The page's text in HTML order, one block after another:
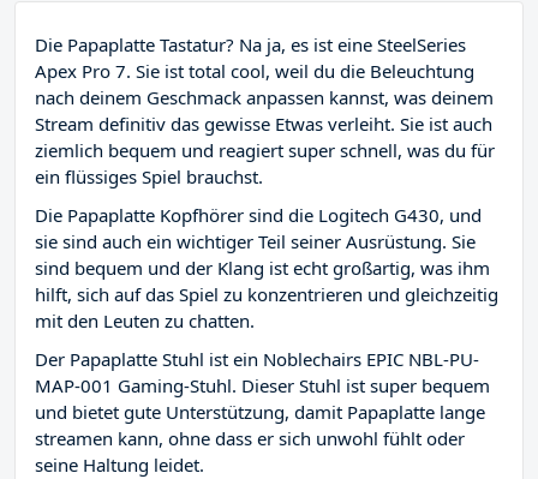
Die Papaplatte Tastatur? Na ja, es ist eine SteelSeries
Apex Pro 7. Sie ist total cool, weil du die Beleuchtung
nach deinem Geschmack anpassen kannst, was deinem
Stream definitiv das gewisse Etwas verleiht. Sie ist auch
ziemlich bequem und reagiert super schnell, was du für
ein flüssiges Spiel brauchst.
Die Papaplatte Kopfhörer sind die Logitech G430, und
sie sind auch ein wichtiger Teil seiner Ausrüstung. Sie
sind bequem und der Klang ist echt großartig, was ihm
hilft, sich auf das Spiel zu konzentrieren und gleichzeitig
mit den Leuten zu chatten.
Der Papaplatte Stuhl ist ein Noblechairs EPIC NBL-PU-
MAP-001 Gaming-Stuhl. Dieser Stuhl ist super bequem
und bietet gute Unterstützung, damit Papaplatte lange
streamen kann, ohne dass er sich unwohl fühlt oder
seine Haltung leidet.